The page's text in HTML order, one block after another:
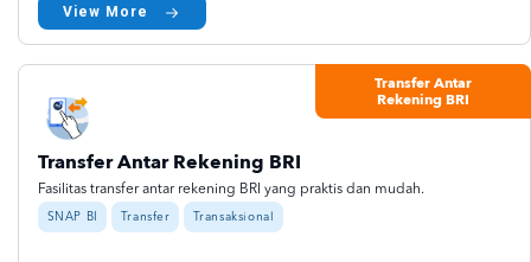
View More
Transfer Antar Rekening BRI
Fasilitas transfer antar rekening BRI yang praktis dan mudah.
SNAP BI Transfer Transaksional
Transfer Antar
Rekening BRI